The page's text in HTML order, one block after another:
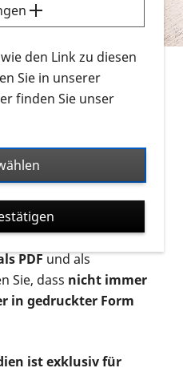
bzw. herunterladen
dieErklärvideos zum
PRO RETINA-Website
Menschen an.
Infomaterial
um ausschließlich
Audios oder Videos zu
Broschüren werden in
zur
gedruckte Variante
PDFund als
Sie, dass nicht immer
in gedruckter Form
ist exklusiv für
den Link zu diesen
Sie in unserer
finden Sie unser